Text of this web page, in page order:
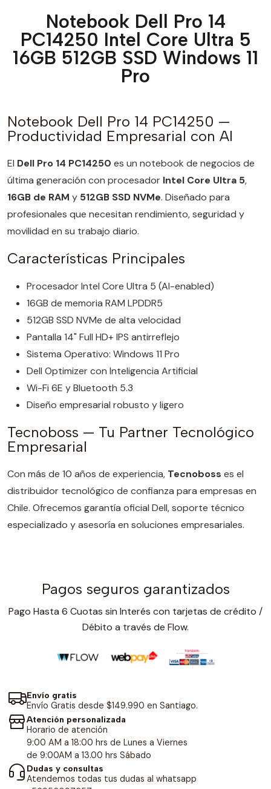
Notebook Dell Pro 14
PC14250 Intel Core Ultra 5
16GB 512GB SSD Windows 11
Pro
Notebook Dell Pro 14 PC14250 —
Productividad Empresarial con AI
El Dell Pro 14 PC14250 es un notebook de negocios de
última generación con procesador Intel Core Ultra 5,
16GB de RAM y 512GB SSD NVMe. Diseñado para
profesionales que necesitan rendimiento, seguridad y
movilidad en su trabajo diario.
Características Principales
Procesador Intel Core Ultra 5 (AI-enabled)
16GB de memoria RAM LPDDR5
512GB SSD NVMe de alta velocidad
Pantalla 14" Full HD+ IPS antirreflejo
Sistema Operativo: Windows 11 Pro
Dell Optimizer con Inteligencia Artificial
Wi-Fi 6E y Bluetooth 5.3
Diseño empresarial robusto y ligero
Tecnoboss — Tu Partner Tecnológico
Empresarial
Con más de 10 años de experiencia, Tecnoboss es el
distribuidor tecnológico de confianza para empresas en
Chile. Ofrecemos garantía oficial Dell, soporte técnico
especializado y asesoría en soluciones empresariales.
Pagos seguros garantizados
Pago Hasta 6 Cuotas sin Interés con tarjetas de crédito /
Débito a través de Flow.
Envío gratis
Envío Gratis desde $149.990 en Santiago.
Atención personalizada
Horario de atención
9:00 AM a 18:00 hrs de Lunes a Viernes
de 9:00AM a 13.00 hrs Sábado
Dudas y consultas
Atendemos todas tus dudas al whatsapp